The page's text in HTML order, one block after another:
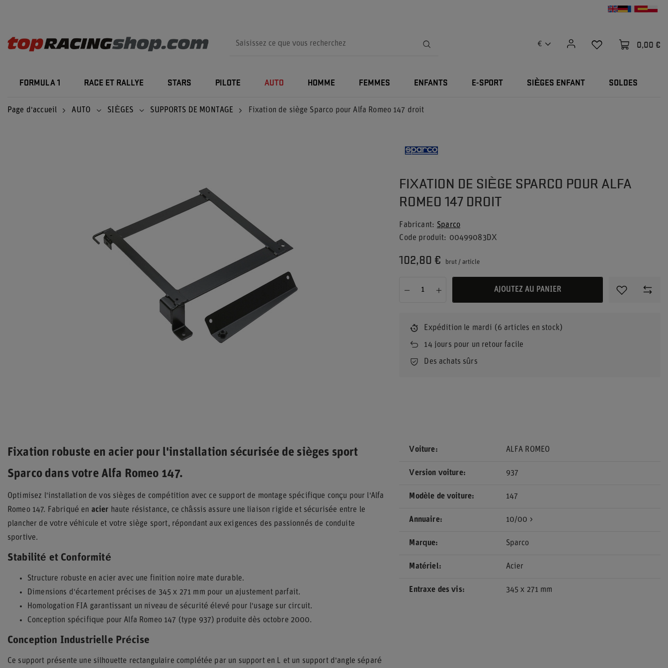
€ 0,00 €
FORMULA 1 RACE ET RALLYE STARS PILOTE AUTO HOMME FEMMES ENFANTS E-SPORT SIÈGES ENFANT SOLDES
Page d'accueil AUTO SIÈGES SUPPORTS DE MONTAGE Fixation de siège Sparco pour Alfa Romeo 147 droit
FIXATION DE SIÈGE SPARCO POUR ALFA
ROMEO 147 DROIT
Fabricant
Sparco
Code produit
00499083DX
102,80 € brut /article
AJOUTEZ AU PANIER
Expédition le mardi (6 articles en stock)
14jours pour un retour facile
Des achats sûrs
Fixation robuste en acier pour l'installation sécurisée de sièges sport
Sparco dans votre Alfa Romeo 147.
Optimisez l'installation de vos sièges de compétition avec ce support de montage spécifique conçu pour l'Alfa
Romeo 147. Fabriqué en acier haute résistance, ce châssis assure une liaison rigide et sécurisée entre le
plancher de votre véhicule et votre siège sport, répondant aux exigences des passionnés de conduite
sportive.
Stabilité et Conformité
Structure robuste en acier avec une finition noire mate durable.
Dimensions d'écartement précises de 345 x 271 mm pour un ajustement parfait.
Homologation FIA garantissant un niveau de sécurité élevé pour l'usage sur circuit.
Conception spécifique pour Alfa Romeo 147 (type 937) produite dès octobre 2000.
Conception Industrielle Précise
Ce support présente une silhouette rectangulaire complétée par un support en L et un support d'angle séparé
Voiture ALFA ROMEO
Version voiture 937
Modèle de voiture 147
Annuaire 10/00 >
Marque Sparco
Matériel Acier
Entraxe des vis 345 x 271 mm